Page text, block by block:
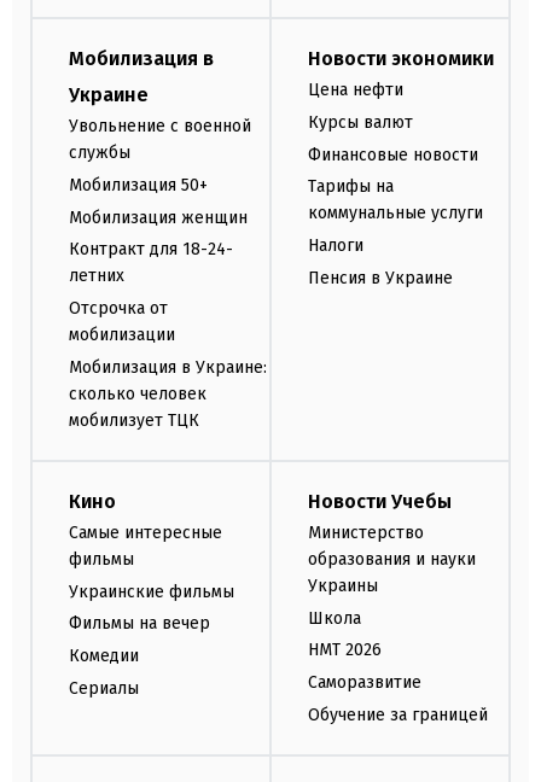
Мобилизация в
Украине
Увольнение с военной
службы
Мобилизация 50+
Мобилизация женщин
Контракт для 18-24-
летних
Отсрочка от
мобилизации
Мобилизация в Украине:
сколько человек
мобилизует ТЦК
Новости экономики
Цена нефти
Курсы валют
Финансовые новости
Тарифы на
коммунальные услуги
Налоги
Пенсия в Украине
Кино
Самые интересные
фильмы
Украинские фильмы
Фильмы на вечер
Комедии
Сериалы
Новости Учебы
Министерство
образования и науки
Украины
Школа
НМТ 2026
Саморазвитие
Обучение за границей